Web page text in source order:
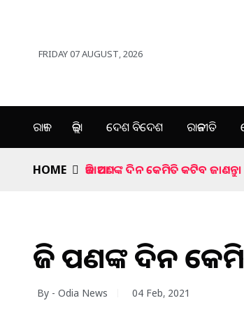
FRIDAY 07 AUGUST, 2026
ରାଜ୍ୟ ଜିଲ୍ଲା ଦେଶ ବିଦେଶ ରାଜନୀତି
HOME ଆଜି ଆପଣଙ୍କ ଦିନ କେମିତି କଟିବ ଜାଣନ୍ତୁ।
ଆଜି ଆପଣଙ୍କ ଦିନ
By - Odia News 04 Feb, 2021